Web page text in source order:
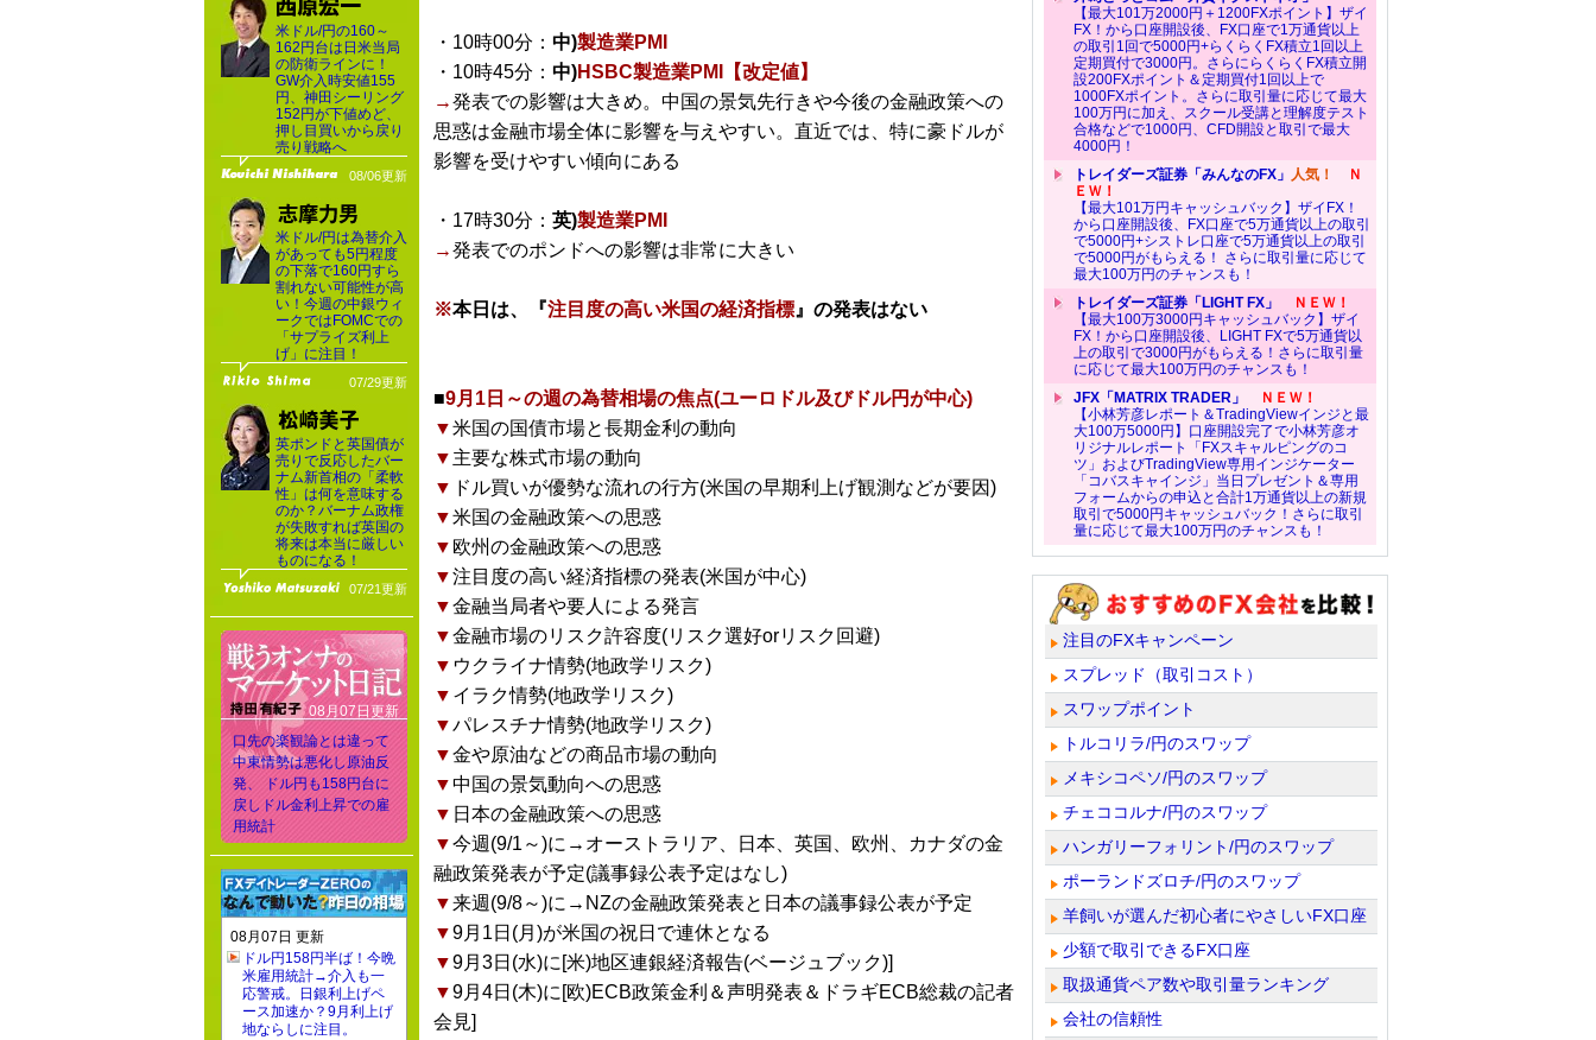
・10時00分： 中)製造業PMI
・10時45分： 中)HSBC製造業PMI【改定値】
→発表での影響は大きめ。中国の景気先行きや今後の金融政策への
思惑は金融市場全体に影響を与えやすい。直近では、特に豪ドルが
影響を受けやすい傾向にある
・17時30分： 英)製造業PMI
→発表でのポンドへの影響は非常に大きい
※本日は、『注目度の高い米国の経済指標 』の発表はない
■9月1日～の週の為替相場の焦点(ユーロドル及びドル円が中心)
▼米国の国債市場と長期金利の動向
▼ 主要な株式市場の動向
▼ ドル買いが優勢な流れの行方(米国の早期利上げ観測などが要因)
▼米国の金融政策への思惑
▼ 欧州の金融政策への思惑
▼注目度の高い経済指標の発表(米国が中心)
▼金融当局者や要人による発言
▼金融市場のリスク許容度(リスク選好orリスク回避)
▼ ウクライナ情勢(地政学リスク)
▼ イラク情勢(地政学リスク)
▼パレスチナ情勢(地政学リスク)
▼金や原油などの商品市場の動向
▼中国の景気動向への思惑
▼ 日本の金融政策への思惑
▼今週(9/1～)に→オーストラリア、日本、英国、欧州、カナダの金
融政策発表が予定(議事録公表予定はなし)
▼来週(9/8～)に→NZの金融政策発表と日本の議事録公表が予定
▼9月1日(月)が米国の祝日で連休となる
▼9月3日(水)に[米)地区連銀経済報告(ベージュブック)]
▼9月4日(木)に[欧)ECB政策金利＆声明発表＆ドラギECB総裁の記者
会見]
【最大101万2000円＋1200FXポイント】ザイ
FX！から口座開設後、FX口座で1万通貨以上
の取引1回で5000円+らくらくFX積立1回以上
定期買付で3000円。さらにらくらくFX積立開
設200FXポイント＆定期買付1回以上で
1000FXポイント。さらに取引量に応じて最大
100万円に加え、スクール受講と理解度テスト
合格などで1000円、CFD開設と取引で最大
4000円！
トレイダーズ証券「みんなのFX」 人気！
Ｎ
ＥＷ！
【最大101万円キャッシュバック】ザイFX！
から口座開設後、FX口座で5万通貨以上の取引
で5000円+シストレ口座で5万通貨以上の取引
で5000円がもらえる！ さらに取引量に応じて
最大100万円のチャンスも！
トレイダーズ証券「LIGHT FX」
ＮＥＷ！
【最大100万3000円キャッシュバック】ザイ
FX！から口座開設後、LIGHT FXで5万通貨以
上の取引で3000円がもらえる！さらに取引量
に応じて最大100万円のチャンスも！
JFX「MATRIX TRADER」
ＮＥＷ！
【小林芳彦レポート＆TradingViewインジと最
大100万5000円】口座開設完了で小林芳彦オ
リジナルレポート「FXスキャルピングのコ
ツ」およびTradingView専用インジケーター
「コバスキャインジ」当日プレゼント＆専用
フォームからの申込と合計1万通貨以上の新規
取引で5000円キャッシュバック！さらに取引
量に応じて最大100万円のチャンスも！
注目のFXキャンペーン
スプレッド（取引コスト）
スワップポイント
トルコリラ/円のスワップ
メキシコペソ/円のスワップ
チェココルナ/円のスワップ
ハンガリーフォリント/円のスワップ
ポーランドズロチ/円のスワップ
羊飼いが選んだ初心者にやさしいFX口座
少額で取引できるFX口座
取扱通貨ペア数や取引量ランキング
会社の信頼性
米ドル/円の160～
162円台は日米当局
の防衛ラインに！
GW介入時安値155
円、神田シーリング
152円が下値めど、
押し目買いから戻り
売り戦略へ
08/06更新
米ドル/円は為替介入
があっても5円程度
の下落で160円すら
割れない可能性が高
い！今週の中銀ウィ
ークではFOMCでの
「サプライズ利上
げ」に注目！
07/29更新
英ポンドと英国債が
売りで反応したバー
ナム新首相の「柔軟
性」は何を意味する
のか？バーナム政権
が失敗すれば英国の
将来は本当に厳しい
ものになる！
07/21更新
08月07日更新
口先の楽観論とは違って
中東情勢は悪化し原油反
発、 ドル円も158円台に
戻しドル金利上昇での雇
用統計
08月07日 更新
ドル円158円半ば！今晩
米雇用統計→介入も一
応警戒。日銀利上げペ
ース加速か？9月利上げ
地ならしに注目。